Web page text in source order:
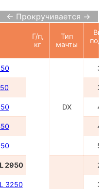
← Прокручивается →
Г/п,
кг
Тип
мачты
DX
2950
3250